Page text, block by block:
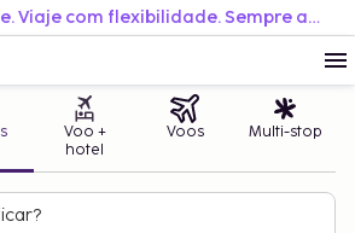
Reserve facilmente. Viaje com flexibilidade. Sempre ao melhor preço.
Voo +
hotel
Voos Multi-stop